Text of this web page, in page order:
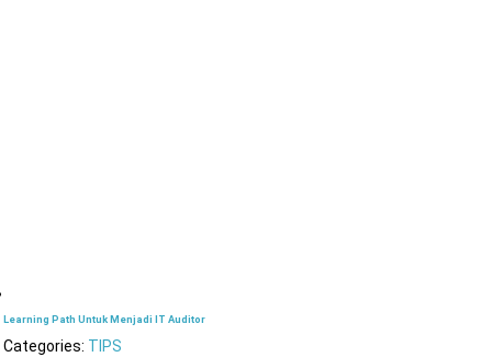
Learning Path Untuk Menjadi IT Auditor
Categories: TIPS